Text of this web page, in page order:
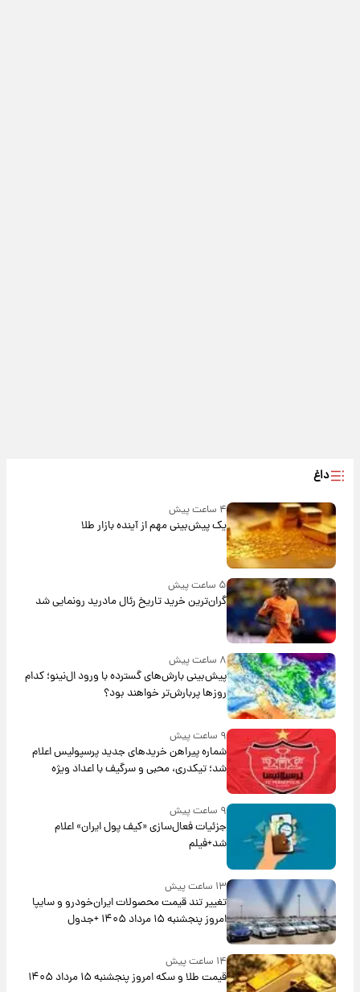
داغ
۴ ساعت پیش
یک پیش‌بینی مهم از آینده بازار طلا
۵ ساعت پیش
گران‌ترین خرید تاریخ رئال مادرید رونمایی شد
۸ ساعت پیش
پیش‌بینی بارش‌های گسترده با ورود ال‌نینو؛ کدام
روزها پربارش‌تر خواهند بود؟
۹ ساعت پیش
شماره پیراهن خریدهای جدید پرسپولیس اعلام
شد؛ تیکدری، محبی و سرگیف با اعداد ویژه
۹ ساعت پیش
جزئیات فعال‌سازی «کیف پول ایران» اعلام
شد+فیلم
۱۳ ساعت پیش
تغییر تند قیمت محصولات ایران‌خودرو و سایپا
امروز پنجشنبه ۱۵ مرداد ۱۴۰۵ +جدول
۱۴ ساعت پیش
قیمت طلا و سکه امروز پنجشنبه ۱۵ مرداد ۱۴۰۵